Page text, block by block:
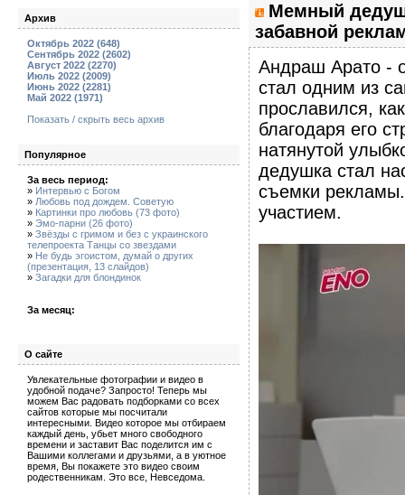
Архив
Октябрь 2022 (648)
Сентябрь 2022 (2602)
Август 2022 (2270)
Июль 2022 (2009)
Июнь 2022 (2281)
Май 2022 (1971)
Показать / скрыть весь архив
Популярное
За весь период:
» Интервью с Богом
» Любовь под дождем. Советую
» Картинки про любовь (73 фото)
» Эмо-парни (26 фото)
» Звёзды с гримом и без с украинского
телепроекта Танцы со звездами
» Не будь эгоистом, думай о других
(презентация, 13 слайдов)
» Загадки для блондинок
За месяц:
О сайте
Увлекательные фотографии и видео в
удобной подаче? Запросто! Теперь мы
можем Вас радовать подборками со всех
сайтов которые мы посчитали
интересными. Видео которое мы отбираем
каждый день, убьет много свободного
времени и заставит Вас поделится им с
Вашими коллегами и друзьями, а в уютное
время, Вы покажете это видео своим
родественникам. Это все, Невседома.
Мемный
забавной
Андраш Арато -
стал одним из
прославился,
благодаря его
натянутой
дедушка стал
съемки
участием.